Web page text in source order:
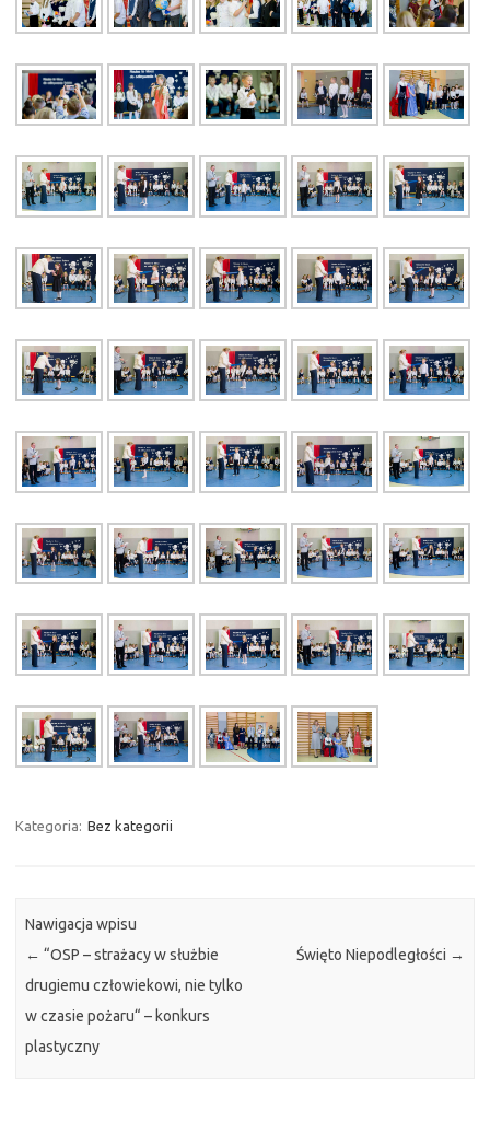
Kategoria: Bez kategorii
Nawigacja wpisu
← “OSP – strażacy w służbie
drugiemu człowiekowi, nie tylko
w czasie pożaru“ – konkurs
plastyczny
Święto Niepodległości →